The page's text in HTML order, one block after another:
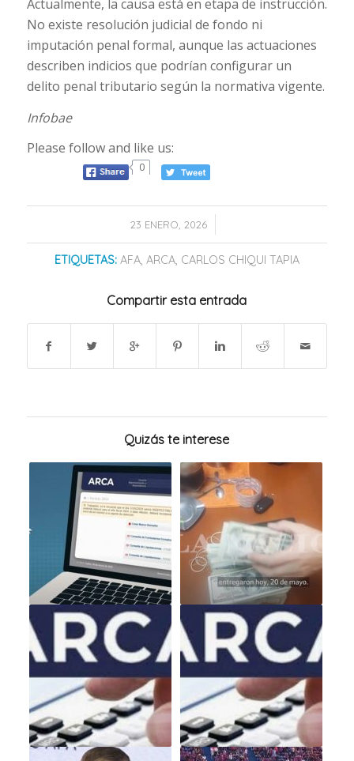
Actualmente, la causa está en etapa de instrucción.
No existe resolución judicial de fondo ni
imputación penal formal, aunque las actuaciones
describen indicios que podrían configurar un
delito penal tributario según la normativa vigente.
Infobae
Please follow and like us:
0
23 ENERO, 2026
/
ETIQUETAS: AFA, ARCA, CARLOS CHIQUI TAPIA
Compartir esta entrada
Quizás te interese